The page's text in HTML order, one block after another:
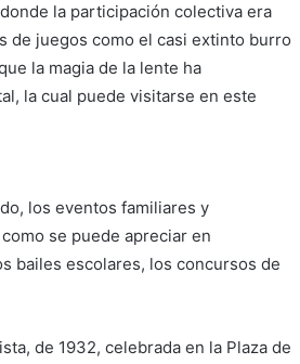
la participación colectiva era
de juegos como el casi extinto burro
la magia de la lente ha
la cual puede visitarse en este
los eventos familiares y
se puede apreciar en
bailes escolares, los concursos de
de 1932, celebrada en la Plaza de